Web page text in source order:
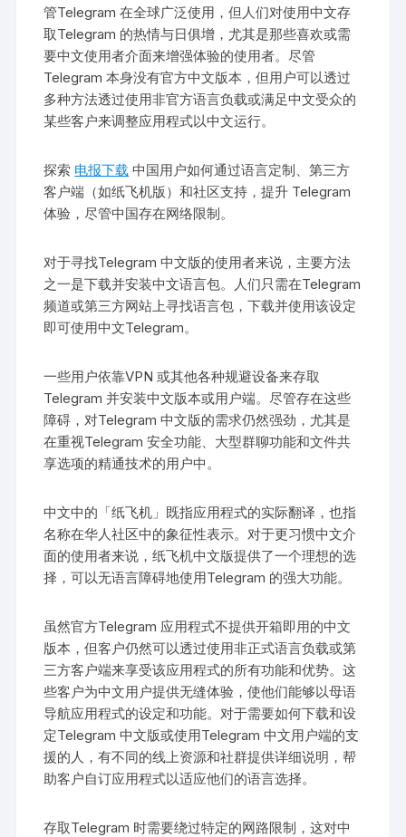
管Telegram 在全球广泛使用，但人们对使用中文存
取Telegram 的热情与日俱增，尤其是那些喜欢或需
要中文使用者介面来增强体验的使用者。尽管
Telegram 本身没有官方中文版本，但用户可以透过
多种方法透过使用非官方语言负载或满足中文受众的
某些客户来调整应用程式以中文运行。
探索 电报下载 中国用户如何通过语言定制、第三方
客户端（如纸飞机版）和社区支持，提升 Telegram
体验，尽管中国存在网络限制。
对于寻找Telegram 中文版的使用者来说，主要方法
之一是下载并安装中文语言包。人们只需在Telegram
频道或第三方网站上寻找语言包，下载并使用该设定
即可使用中文Telegram。
一些用户依靠VPN 或其他各种规避设备来存取
Telegram 并安装中文版本或用户端。尽管存在这些
障碍，对Telegram 中文版的需求仍然强劲，尤其是
在重视Telegram 安全功能、大型群聊功能和文件共
享选项的精通技术的用户中。
中文中的「纸飞机」既指应用程式的实际翻译，也指
名称在华人社区中的象征性表示。对于更习惯中文介
面的使用者来说，纸飞机中文版提供了一个理想的选
择，可以无语言障碍地使用Telegram 的强大功能。
虽然官方Telegram 应用程式不提供开箱即用的中文
版本，但客户仍然可以透过使用非正式语言负载或第
三方客户端来享受该应用程式的所有功能和优势。这
些客户为中文用户提供无缝体验，使他们能够以母语
导航应用程式的设定和功能。对于需要如何下载和设
定Telegram 中文版或使用Telegram 中文用户端的支
援的人，有不同的线上资源和社群提供详细说明，帮
助客户自订应用程式以适应他们的语言选择。
存取Telegram 时需要绕过特定的网路限制，这对中